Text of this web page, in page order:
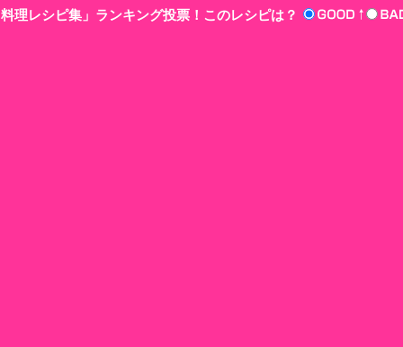
料理レシピ集」ランキング投票！このレシピは？